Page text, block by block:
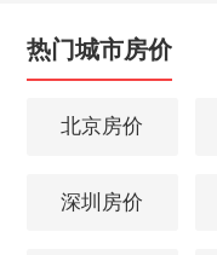
热门城市房价
北京房价
深圳房价